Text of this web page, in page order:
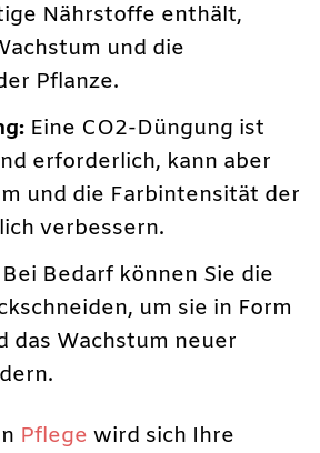
Nährstoffe enthält,
und die
Pflanze.
Eine CO2-Düngung ist
erforderlich, kann aber
und die Farbintensität der
verbessern.
Bei Bedarf können Sie die
um sie in Form
das Wachstum neuer
Pflege wird sich Ihre